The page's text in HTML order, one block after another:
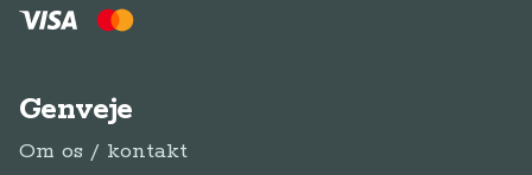
Genveje
Om os / kontakt